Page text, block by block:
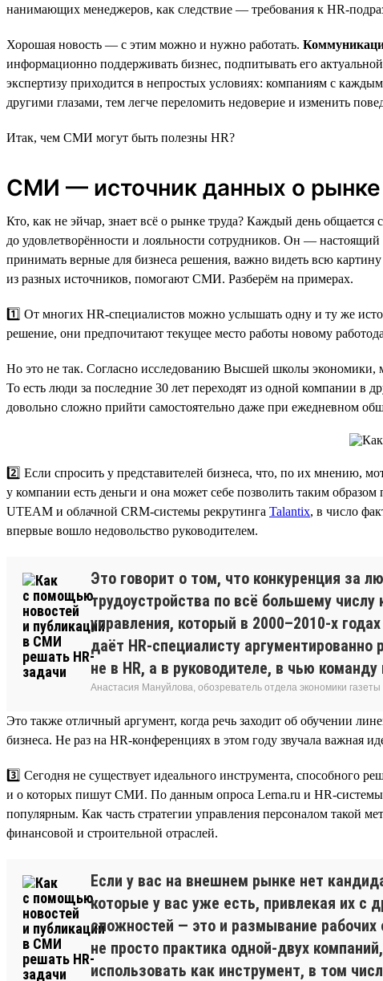
нанимающих менеджеров, как следствие — требования к HR-
Хорошая новость — с этим можно и нужно работать.
информационно поддерживать бизнес, подпитывать его
экспертизу приходится в непростых условиях: компаниям с
другими глазами, тем легче переломить недоверие и изменить
Итак, чем СМИ могут быть полезны HR?
СМИ — источник данных о рынке
Кто, как не эйчар, знает всё о рынке труда? Каждый день
до удовлетворённости и лояльности сотрудников. Он —
принимать верные для бизнеса решения, важно видеть всю
из разных источников, помогают СМИ. Разберём на примерах.
1️⃣ От многих HR-специалистов можно услышать одну и ту же
решение, они предпочитают текущее место работы новому
Но это не так. Согласно исследованию Высшей школы экономики,
То есть люди за последние 30 лет переходят из одной компании в
довольно сложно прийти самостоятельно даже при ежедневном
2️⃣ Если спросить у представителей бизнеса, что, по их мнению,
у компании есть деньги и она может себе позволить таким
UTEAM и облачной CRM-системы рекрутинга Talantix, в число
впервые вошло недовольство руководителем.
Это говорит о том, что конкуренция за
трудоустройства по всё большему
управления, который в 2000–2010-х
даёт HR-специалисту
не в HR, а в руководителе, в чью
Анастасия Мануйлова, обозреватель отдела экономики
Это также отличный аргумент, когда речь заходит об обучении
бизнеса. Не раз на HR-конференциях в этом году звучала важная
3️⃣ Сегодня не существует идеального инструмента, способного
и о которых пишут СМИ. По данным опроса Lerna.ru и HR-системы
популярным. Как часть стратегии управления персоналом такой
финансовой и строительной отраслей.
Если у вас на внешнем рынке нет
которые у вас уже есть, привлекая их с
сложностей — это и размывание
не просто практика одной-двух
использовать как инструмент, в том